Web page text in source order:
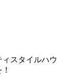
スタイルハウ